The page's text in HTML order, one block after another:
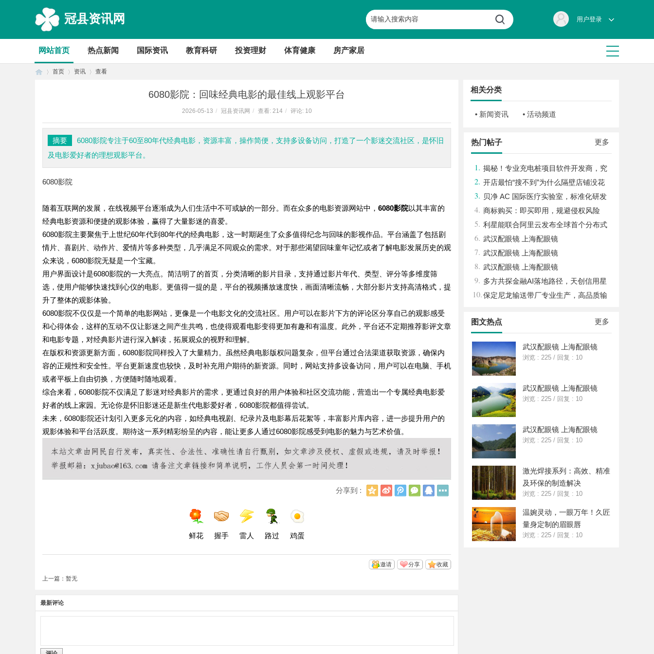
冠县资讯网 用户登录
网站首页 热点新闻 国际资讯 教育科研 投资理财 体育健康 房产家居
首页 资讯 查看
6080影院：回味经典电影的最佳线上观影平台
2026-05-13 / 冠县资讯网 / 查看: 214 / 评论: 10
摘要
6080影院专注于60至80年代经典电影，资源丰富，操作简便，支持多设备访问，打造了一个影迷交流社区，是怀旧
及电影爱好者的理想观影平台。
6080影院
随着互联网的发展，在线视频平台逐渐成为人们生活中不可或缺的一部分。而在众多的电影资源网站中， 6080影院以其丰富的
经典电影资源和便捷的观影体验，赢得了大量影迷的喜爱。
6080影院主要聚焦于上世纪60年代到80年代的经典电影，这一时期诞生了众多值得纪念与回味的影视作品。平台涵盖了包括剧
情片、喜剧片、动作片、爱情片等多种类型，几乎满足不同观众的需求。对于那些渴望回味童年记忆或者了解电影发展历史的观
众来说，6080影院无疑是一个宝藏。
用户界面设计是6080影院的一大亮点。简洁明了的首页，分类清晰的影片目录，支持通过影片年代、类型、评分等多维度筛
选，使用户能够快速找到心仪的电影。更值得一提的是，平台的视频播放速度快，画面清晰流畅，大部分影片支持高清格式，提
升了整体的观影体验。
6080影院不仅仅是一个简单的电影网站，更像是一个电影文化的交流社区。用户可以在影片下方的评论区分享自己的观影感受
和心得体会，这样的互动不仅让影迷之间产生共鸣，也使得观看电影变得更加有趣和有温度。此外，平台还不定期推荐影评文章
和电影专题，对经典影片进行深入解读，拓展观众的视野和理解。
在版权和资源更新方面，6080影院同样投入了大量精力。虽然经典电影版权问题复杂，但平台通过合法渠道获取资源，确保内
容的正规性和安全性。平台更新速度也较快，及时补充用户期待的新资源。同时，网站支持多设备访问，用户可以在电脑、手机
或者平板上自由切换，方便随时随地观看。
综合来看，6080影院不仅满足了影迷对经典影片的需求，更通过良好的用户体验和社区交流功能，营造出一个专属经典电影爱
好者的线上家园。无论你是怀旧影迷还是新生代电影爱好者，6080影院都值得尝试。
未来，6080影院还计划引入更多元化的内容，如经典电视剧、纪录片及电影幕后花絮等，丰富影片库内容，进一步提升用户的
观影体验和平台活跃度。期待这一系列精彩纷呈的内容，能让更多人通过6080影院感受到电影的魅力与艺术价值。
分享到 :
Q
新
浪
腾
讯
微
信
Q
鲜花 握手 雷人 路过 鸡蛋
收藏
分享
邀请
上一篇：暂无
最新评论
相关分类
• 新闻资讯 • 活动频道
更多
热门帖子
1. 揭秘！专业充电桩项目软件开发商，究
竟藏着哪些行业秘诀？
2. 开店最怕“搜不到”为什么隔壁店铺没花
钱，ai却天天给他免费派单？
3. 贝净 AC 国际医疗实验室，标准化研发
体系全解析
4. 商标购买：即买即用，规避侵权风险
5. 利星能联合阿里云发布全球首个分布式
算电协同解决方案
6. 武汉配眼镜 上海配眼镜
7. 武汉配眼镜 上海配眼镜
8. 武汉配眼镜 上海配眼镜
9. 多方共探金融AI落地路径，天创信用星
图AI助力产业金融智能升级
10.保定尼龙输送带厂专业生产，高品质输
更多
图文热点
武汉配眼镜 上海配眼镜
浏览 : 225 / 回复 : 10
武汉配眼镜 上海配眼镜
浏览 : 225 / 回复 : 10
武汉配眼镜 上海配眼镜
浏览 : 225 / 回复 : 10
激光焊接系列：高效、精准
及环保的制造解决
浏览 : 225 / 回复 : 10
温婉灵动，一眼万年！久匠
量身定制的眉眼唇
浏览 : 225 / 回复 : 10